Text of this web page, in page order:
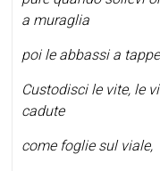
a muraglia
poi le abbassi a
Custodisci le vite, le
cadute
come foglie sul viale,